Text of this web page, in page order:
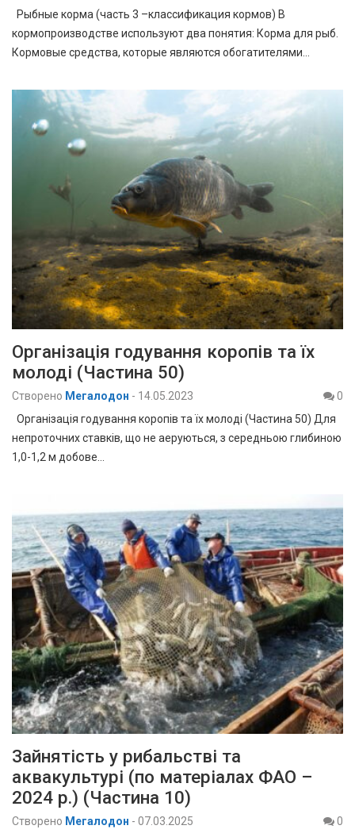
Рыбные корма (часть 3 –классификация кормов) В
кормопроизводстве используют два понятия: Корма для рыб.
Кормовые средства, которые являются обогатителями…
Організація годування коропів та їх
молоді (Частина 50)
Створено Мегалодон - 14.05.2023
0
Організація годування коропів та їх молоді (Частина 50) Для
непроточних ставків, що не аеруються, з середньою глибиною
1,0-1,2 м добове…
Зайнятість у рибальстві та
аквакультурі (по матеріалах ФАО –
2024 р.) (Частина 10)
Створено Мегалодон - 07.03.2025
0